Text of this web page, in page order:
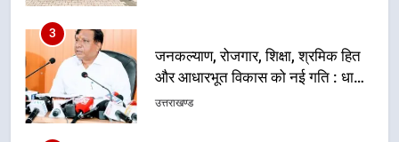
3
जनकल्याण, रोजगार, शिक्षा, श्रमिक हित
और आधारभूत विकास को नई गति : धामी
कैबिनेट के ऐतिहासिक फैसले
उत्तराखण्ड